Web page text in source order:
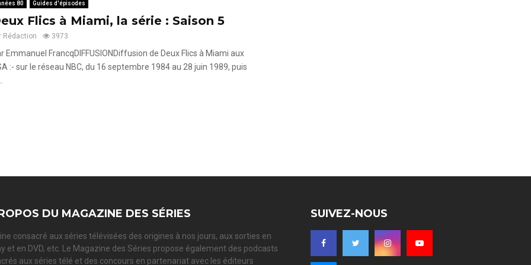
80 Guides d'épisodes
Flics à Miami, la série : Saison 5
Rédaction 3973
Emmanuel FrancqDIFFUSIONDiffusion de Deux Flics à Miami aux
:- sur le réseau NBC, du 16 septembre 1984 au 28 juin 1989, puis
DU MAGAZINE DES SÉRIES
consacré aux séries télévisées des origines à nos jours, aux sorties en
et en DVD, etc. Le Magazine des Séries propose également des podcasts
aux séries télé et des concours en partenariat avec les éditeurs
SUIVEZ-NOUS